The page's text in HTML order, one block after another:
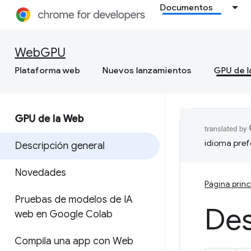
Documentos
WebGPU
Plataforma web Nuevos lanzamientos GPU de
GPU de la Web
Descripción general
Novedades
Pruebas de modelos de IA
web en Google Colab
Compila una app con Web
idioma
Página